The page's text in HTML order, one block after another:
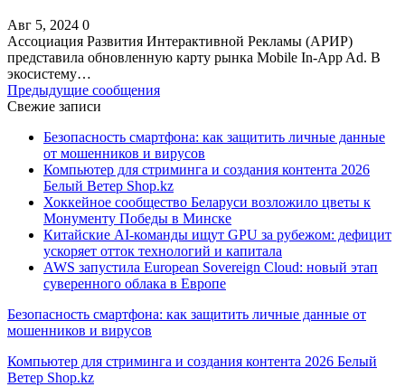
Авг 5, 2024 0
Ассоциация Развития Интерактивной Рекламы (АРИР)
представила обновленную карту рынка Mobile In-App Ad. В
экосистему…
Предыдущие сообщения
Свежие записи
Безопасность смартфона: как защитить личные данные
от мошенников и вирусов
Компьютер для стриминга и создания контента 2026
Белый Ветер Shop.kz
Хоккейное сообщество Беларуси возложило цветы к
Монументу Победы в Минске
Китайские AI-команды ищут GPU за рубежом: дефицит
ускоряет отток технологий и капитала
AWS запустила European Sovereign Cloud: новый этап
суверенного облака в Европе
Безопасность смартфона: как защитить личные данные от
мошенников и вирусов
Компьютер для стриминга и создания контента 2026 Белый
Ветер Shop.kz